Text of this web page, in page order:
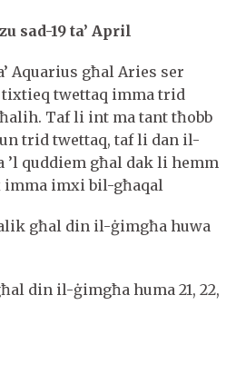
sad-19 ta’ April
Aquarius għal Aries ser
twettaq imma trid
Taf li int ma tant tħobb
trid twettaq, taf li dan il-
quddiem għal dak li hemm
imxi bil-għaqal
għal din il-ġimgħa huwa
din il-ġimgħa huma 21, 22,